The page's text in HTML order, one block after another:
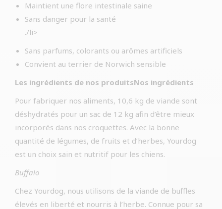
Maintient une flore intestinale saine
Sans danger pour la santé
./li>
Sans parfums, colorants ou arômes artificiels
Convient au terrier de Norwich sensible
Les ingrédients de nos produitsNos ingrédients
Pour fabriquer nos aliments, 10,6 kg de viande sont
déshydratés pour un sac de 12 kg afin d’être mieux
incorporés dans nos croquettes. Avec la bonne
quantité de légumes, de fruits et d’herbes, Yourdog
est un choix sain et nutritif pour les chiens.
Buffalo
Chez Yourdog, nous utilisons de la viande de buffles
élevés en liberté et nourris à l’herbe. Connue pour sa